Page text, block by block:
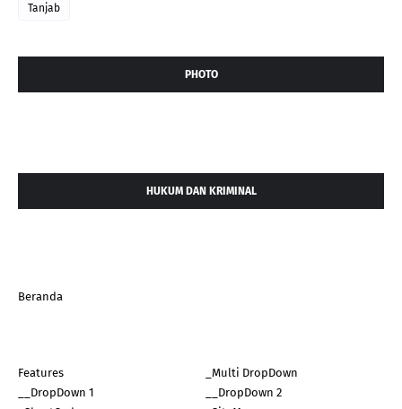
Tanjab
PHOTO
HUKUM DAN KRIMINAL
Beranda
Features
_Multi DropDown
__DropDown 1
__DropDown 2